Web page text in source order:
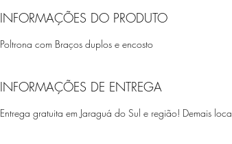
INFORMAÇÕES DO PRODUTO
Poltrona com Braços duplos e encosto
INFORMAÇÕES DE ENTREGA
Entrega gratuita em Jaraguá do Sul e região! Demais